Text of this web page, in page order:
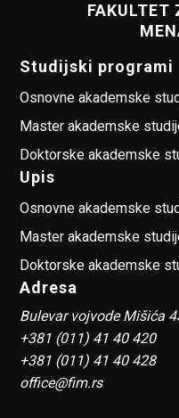
FAKULTET
Studijski programi
Osnovne akademske
Master akademske
Doktorske akademske
Upis
Osnovne akademske
Master akademske
Doktorske akademske
Adresa
Bulevar vojvode Mišića
+381 (011) 41 40 420
+381 (011) 41 40 428
office@fim.rs